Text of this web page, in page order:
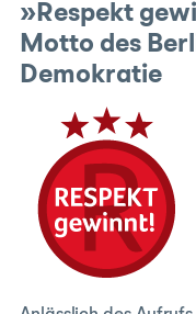
»Respekt
Motto des
Demokratie